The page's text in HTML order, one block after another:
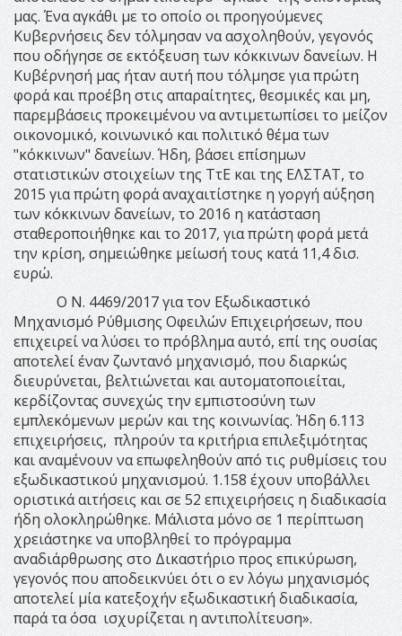
μας. Ένα αγκάθι με το οποίο οι προηγούμενες
Κυβερνήσεις δεν τόλμησαν να ασχοληθούν, γεγονός
που οδήγησε σε εκτόξευση των κόκκινων δανείων. Η
Κυβέρνησή μας ήταν αυτή που τόλμησε για πρώτη
φορά και προέβη στις απαραίτητες, θεσμικές και μη,
παρεμβάσεις προκειμένου να αντιμετωπίσει το μείζον
οικονομικό, κοινωνικό και πολιτικό θέμα των
"κόκκινων" δανείων. Ήδη, βάσει επίσημων
στατιστικών στοιχείων της ΤτΕ και της ΕΛΣΤΑΤ, το
2015 για πρώτη φορά αναχαιτίστηκε η γοργή αύξηση
των κόκκινων δανείων, το 2016 η κατάσταση
σταθεροποιήθηκε και το 2017, για πρώτη φορά μετά
την κρίση, σημειώθηκε μείωσή τους κατά 11,4 δισ.
ευρώ.
Ο Ν. 4469/2017 για τον Εξωδικαστικό
Μηχανισμό Ρύθμισης Οφειλών Επιχειρήσεων, που
επιχειρεί να λύσει το πρόβλημα αυτό, επί της ουσίας
αποτελεί έναν ζωντανό μηχανισμό, που διαρκώς
διευρύνεται, βελτιώνεται και αυτοματοποιείται,
κερδίζοντας συνεχώς την εμπιστοσύνη των
εμπλεκόμενων μερών και της κοινωνίας. Ήδη 6.113
επιχειρήσεις, πληρούν τα κριτήρια επιλεξιμότητας
και αναμένουν να επωφεληθούν από τις ρυθμίσεις του
εξωδικαστικού μηχανισμού. 1.158 έχουν υποβάλλει
οριστικά αιτήσεις και σε 52 επιχειρήσεις η διαδικασία
ήδη ολοκληρώθηκε. Μάλιστα μόνο σε 1 περίπτωση
χρειάστηκε να υποβληθεί το πρόγραμμα
αναδιάρθρωσης στο Δικαστήριο προς επικύρωση,
γεγονός που αποδεικνύει ότι ο εν λόγω μηχανισμός
αποτελεί μία κατεξοχήν εξωδικαστική διαδικασία,
παρά τα όσα ισχυρίζεται η αντιπολίτευση».